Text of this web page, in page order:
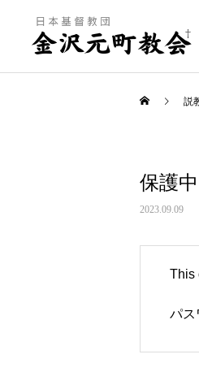
説
保護
2023.09.09
This
パス